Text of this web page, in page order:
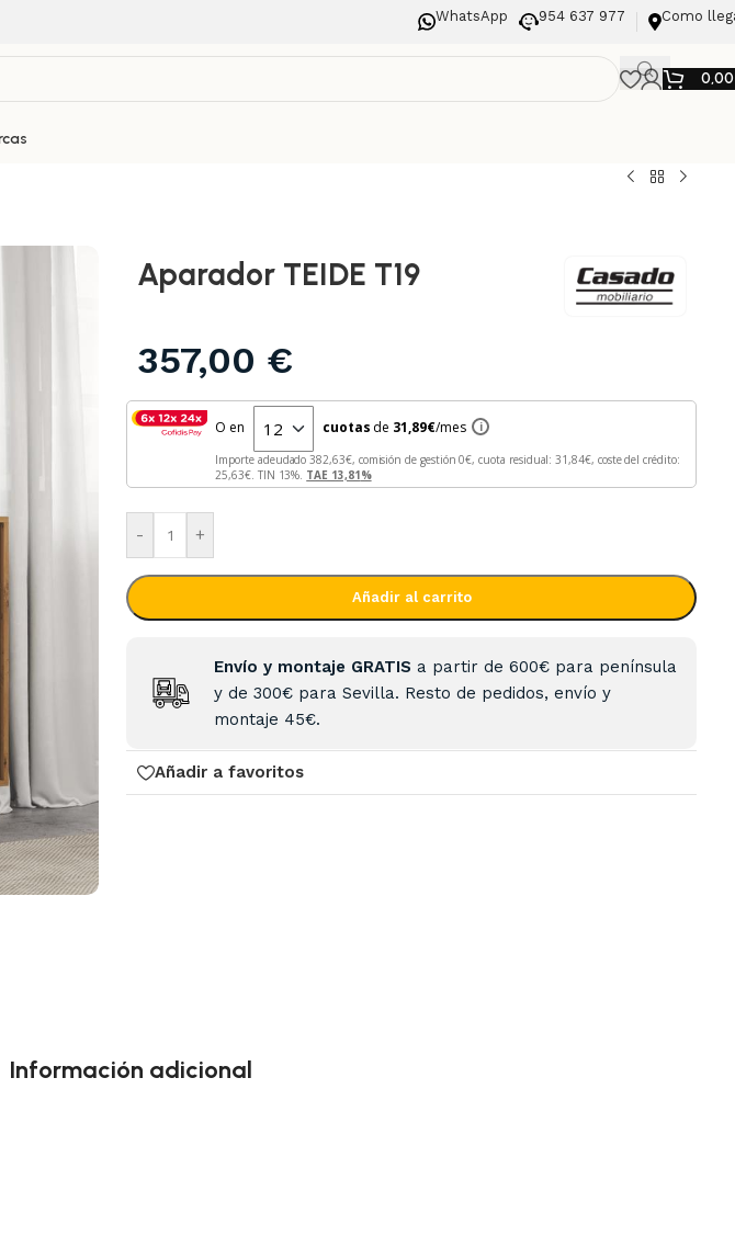
WhatsApp 954 637 977 Como
Aparador TEIDE T19
357,00 €
O en cuotas de 31,89€/mes i
Importe adeudado382,63 €, comisión de gestión0 €, cuota residual:31,84
€, coste del crédito:
25,63€. TIN 13%. TAE 13,81%
- +
Añadir al carrito
Envío y montaje GRATIS a partir de 600€ para península
y de 300€ para Sevilla. Resto de pedidos, envío y
montaje 45€.
Añadir a favoritos
Información adicional